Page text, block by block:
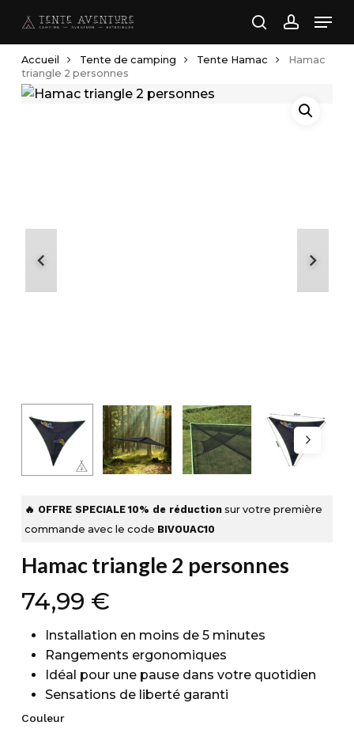
main
content
search
Accueil Tente de camping Tente Hamac
Hamac
triangle 2 personnes
🔥 OFFRE SPECIALE 10% de réduction sur votre première
commande avec le code BIVOUAC10
Hamac triangle 2 personnes
74,99 €
Installation en moins de 5 minutes
Rangements ergonomiques
Idéal pour une pause dans votre quotidien
Sensations de liberté garanti
Couleur